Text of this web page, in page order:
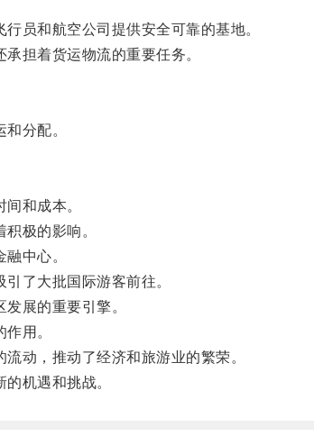
员和航空公司提供安全可靠的基地。
担着货运物流的重要任务。
分配。
和成本。
极的影响。
中心。
了大批国际游客前往。
展的重要引擎。
用。
动，推动了经济和旅游业的繁荣。
机遇和挑战。